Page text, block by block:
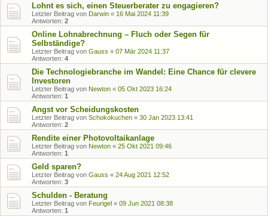
Lohnt es sich, einen Steuerberater zu engagieren?
Letzter Beitrag von Darwin « 16 Mai 2024 11:39
Antworten: 2
Online Lohnabrechnung – Fluch oder Segen für
Selbständige?
Letzter Beitrag von Gauss « 07 Mär 2024 11:37
Antworten: 4
Die Technologiebranche im Wandel: Eine Chance für clevere
Investoren
Letzter Beitrag von Newton « 05 Okt 2023 16:24
Antworten: 1
Angst vor Scheidungskosten
Letzter Beitrag von Schokokuchen « 30 Jan 2023 13:41
Antworten: 2
Rendite einer Photovoltaikanlage
Letzter Beitrag von Newton « 25 Okt 2021 09:46
Antworten: 1
Geld sparen?
Letzter Beitrag von Gauss « 24 Aug 2021 12:52
Antworten: 3
Schulden - Beratung
Letzter Beitrag von Feurigel « 09 Jun 2021 08:38
Antworten: 1